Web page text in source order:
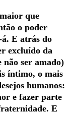
que
o poder
E atrás do
excluído da
ser amado)
íntimo, o mais
humanos:
e fazer parte
E